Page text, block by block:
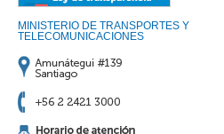
MINISTERIO DE TRANSPORTES Y
TELECOMUNICACIONES